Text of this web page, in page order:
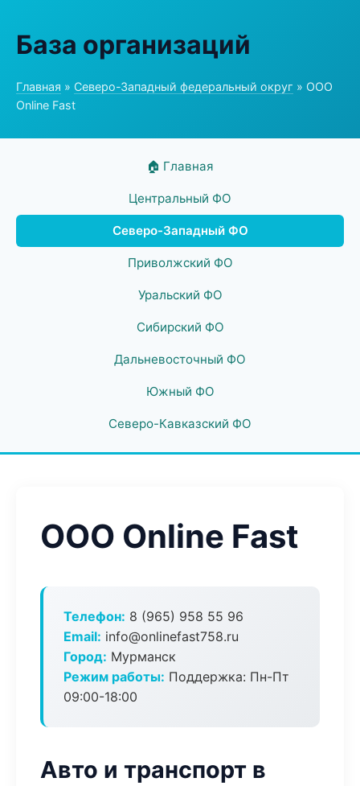
База организаций
Главная » Северо-Западный федеральный округ » ООО
Online Fast
🏠 Главная
Центральный ФО
Северо-Западный ФО
Приволжский ФО
Уральский ФО
Сибирский ФО
Дальневосточный ФО
Южный ФО
Северо-Кавказский ФО
ООО Online Fast
Телефон: 8 (965) 958 55 96
Email: info@onlinefast758.ru
Город: Мурманск
Режим работы: Поддержка: Пн-Пт
09:00-18:00
Авто и транспорт в